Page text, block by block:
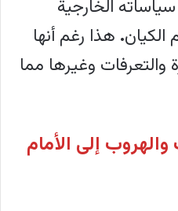
الخارجية
. هذا رغم أنها
وغيرها مما
إلى الأمام